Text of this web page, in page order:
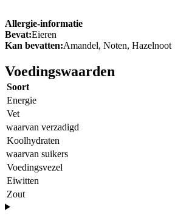
Allergie-informatie
Bevat:Eieren
Kan bevatten:Amandel, Noten, Hazelnoot
Voedingswaarden
Soort
Energie
Vet
waarvan verzadigd
Koolhydraten
waarvan suikers
Voedingsvezel
Eiwitten
Zout